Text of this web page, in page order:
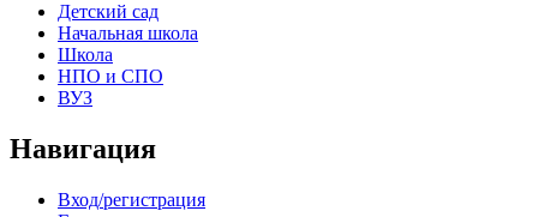
Детский сад
Начальная школа
Школа
НПО и СПО
ВУЗ
Навигация
Вход/регистрация